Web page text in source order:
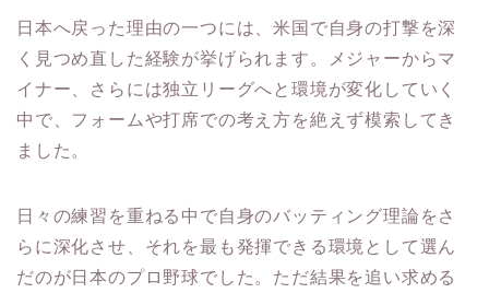
日本へ戻った理由の一つには、米国で自身の打撃を深
く見つめ直した経験が挙げられます。メジャーからマ
イナー、さらには独立リーグへと環境が変化していく
中で、フォームや打席での考え方を絶えず模索してき
ました。
日々の練習を重ねる中で自身のバッティング理論をさ
らに深化させ、それを最も発揮できる環境として選ん
だのが日本のプロ野球でした。ただ結果を追い求める